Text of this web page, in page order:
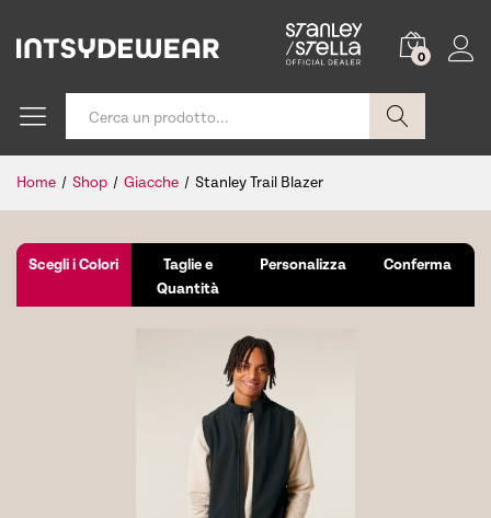
0
Cerca
Home / Shop / Giacche / Stanley Trail Blazer
Scegli i Colori
Taglie e
Quantità
Personalizza Conferma